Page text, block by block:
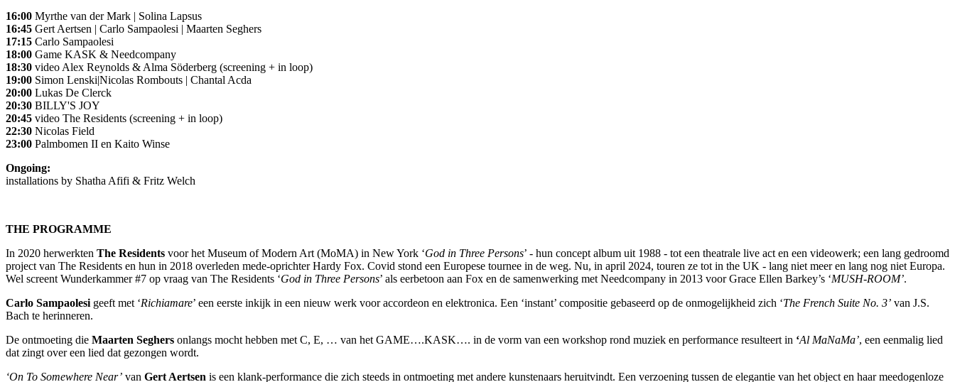
16:00 Myrthe van der Mark | Solina Lapsus
16:45 Gert Aertsen | Carlo Sampaolesi | Maarten Seghers
17:15 Carlo Sampaolesi
18:00 Game KASK & Needcompany
18:30 video Alex Reynolds & Alma Söderberg (screening + in loop)
19:00 Simon Lenski|Nicolas Rombouts | Chantal Acda
20:00 Lukas De Clerck
20:30 BILLY'S JOY
20:45 video The Residents (screening + in loop)
22:30 Nicolas Field
23:00 Palmbomen II en Kaito Winse
Ongoing:
installations by Shatha Afifi & Fritz Welch
THE PROGRAMME
In 2020 herwerkten The Residents voor het Museum of Modern Art (MoMA) in New York ‘God in Three Persons’ - hun concept album uit 1988 - tot een theatrale live act en een videowerk; een lang gedroomd
project van The Residents en hun in 2018 overleden mede-oprichter Hardy Fox. Covid stond een Europese tournee in de weg. Nu, in april 2024, touren ze tot in the UK - lang niet meer en lang nog niet Europa.
Wel screent Wunderkammer #7 op vraag van The Residents ‘God in Three Persons’ als eerbetoon aan Fox en de samenwerking met Needcompany in 2013 voor Grace Ellen Barkey’s ‘MUSH-ROOM’.
Carlo Sampaolesi geeft met ‘Richiamare’ een eerste inkijk in een nieuw werk voor accordeon en elektronica. Een ‘instant’ compositie gebaseerd op de onmogelijkheid zich ‘The French Suite No. 3’ van J.S.
Bach te herinneren.
De ontmoeting die Maarten Seghers onlangs mocht hebben met C, E, … van het GAME….KASK…. in de vorm van een workshop rond muziek en performance resulteert in ‘Al MaNaMa’, een eenmalig lied
dat zingt over een lied dat gezongen wordt.
‘On To Somewhere Near’ van Gert Aertsen is een klank-performance die zich steeds in ontmoeting met andere kunstenaars heruitvindt. Een verzoening tussen de elegantie van het object en haar meedogenloze